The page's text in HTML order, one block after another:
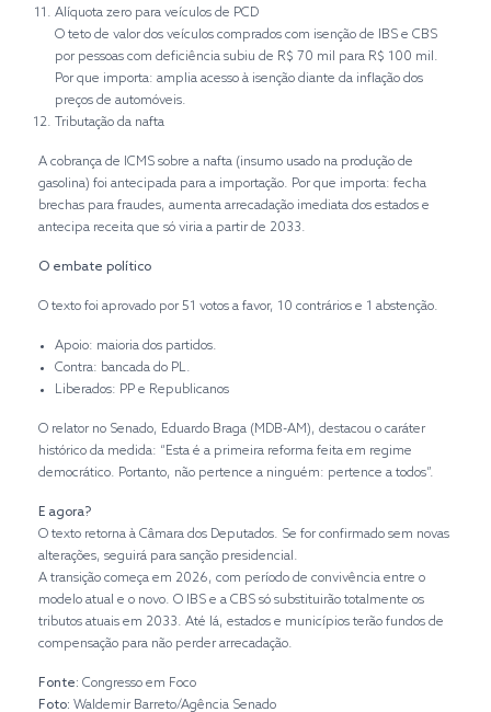
Alíquota zero para veículos de PCD
O teto de valor dos veículos comprados com isenção de IBS e CBS
por pessoas com deficiência subiu de R$ 70 mil para R$ 100 mil.
Por que importa: amplia acesso à isenção diante da inflação dos
preços de automóveis.
Tributação da nafta
A cobrança de ICMS sobre a nafta (insumo usado na produção de
gasolina) foi antecipada para a importação. Por que importa: fecha
brechas para fraudes, aumenta arrecadação imediata dos estados e
antecipa receita que só viria a partir de 2033.
O embate político
O texto foi aprovado por 51 votos a favor, 10 contrários e 1 abstenção.
Apoio: maioria dos partidos.
Contra: bancada do PL.
Liberados: PP e Republicanos
O relator no Senado, Eduardo Braga (MDB-AM), destacou o caráter
histórico da medida: “Esta é a primeira reforma feita em regime
democrático. Portanto, não pertence a ninguém: pertence a todos”.
E agora?
O texto retorna à Câmara dos Deputados. Se for confirmado sem novas
alterações, seguirá para sanção presidencial.
A transição começa em 2026, com período de convivência entre o
modelo atual e o novo. O IBS e a CBS só substituirão totalmente os
tributos atuais em 2033. Até lá, estados e municípios terão fundos de
compensação para não perder arrecadação.
Fonte: Congresso em Foco
Foto: Waldemir Barreto/Agência Senado